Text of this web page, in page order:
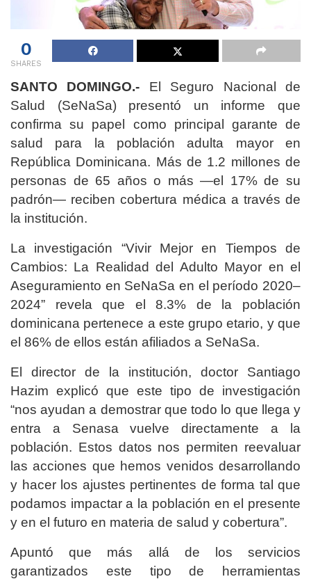
0
SHARES
SANTO DOMINGO.- El Seguro Nacional de
Salud (SeNaSa) presentó un informe que
confirma su papel como principal garante de
salud para la población adulta mayor en
República Dominicana. Más de 1.2 millones de
personas de 65 años o más —el 17% de su
padrón— reciben cobertura médica a través de
la institución.
La investigación “Vivir Mejor en Tiempos de
Cambios: La Realidad del Adulto Mayor en el
Aseguramiento en SeNaSa en el período 2020–
2024” revela que el 8.3% de la población
dominicana pertenece a este grupo etario, y que
el 86% de ellos están afiliados a SeNaSa.
El director de la institución, doctor Santiago
Hazim explicó que este tipo de investigación
“nos ayudan a demostrar que todo lo que llega y
entra a Senasa vuelve directamente a la
población. Estos datos nos permiten reevaluar
las acciones que hemos venidos desarrollando
y hacer los ajustes pertinentes de forma tal que
podamos impactar a la población en el presente
y en el futuro en materia de salud y cobertura”.
Apuntó que más allá de los servicios
garantizados este tipo de herramientas